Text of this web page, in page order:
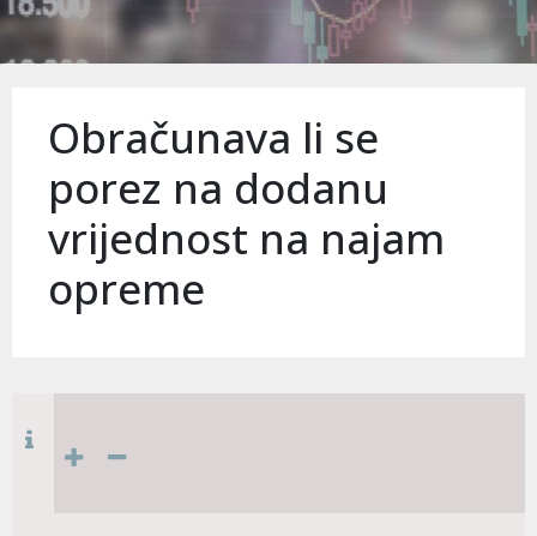
Obračunava li se
porez na dodanu
vrijednost na najam
opreme